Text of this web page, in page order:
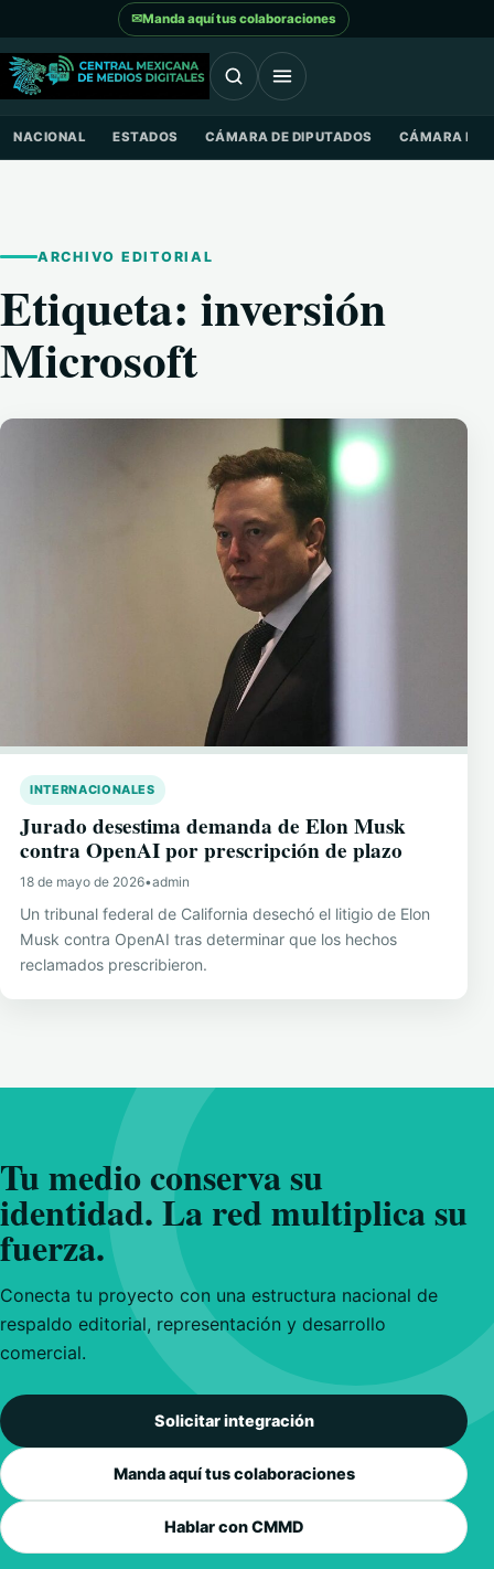
Saltar al contenido
✉Manda aquí tus colaboraciones
NACIONAL ESTADOS CÁMARA DE DIPUTADOS CÁMARA DE
ARCHIVO EDITORIAL
Etiqueta: inversión
Microsoft
INTERNACIONALES
Jurado desestima demanda de Elon Musk
contra OpenAI por prescripción de plazo
18 de mayo de 2026•admin
Un tribunal federal de California desechó el litigio de Elon
Musk contra OpenAI tras determinar que los hechos
reclamados prescribieron.
Tu medio conserva su
identidad. La red multiplica su
fuerza.
Conecta tu proyecto con una estructura nacional de
respaldo editorial, representación y desarrollo
comercial.
Solicitar integración
Manda aquí tus colaboraciones
Hablar con CMMD